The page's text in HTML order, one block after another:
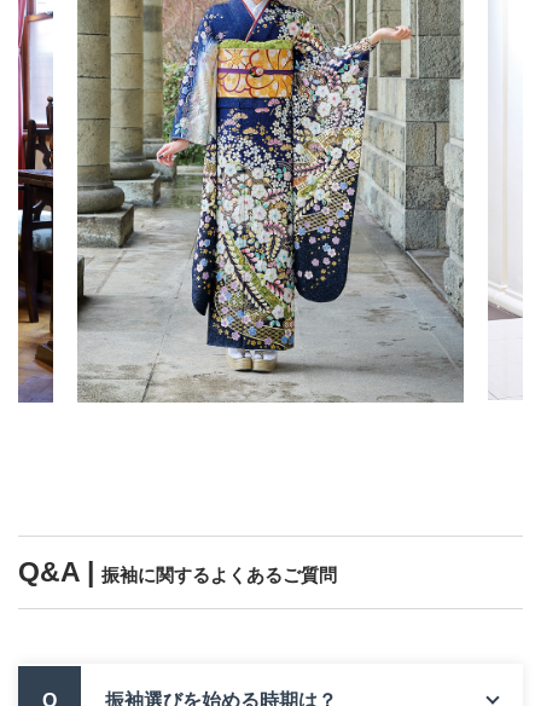
Q&A | 振袖に関するよくあるご質問
Q 振袖選びを始める時期は？